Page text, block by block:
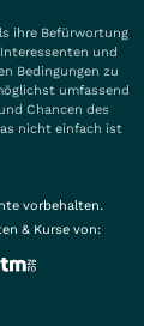
ihre Befürwortung
und
Bedingungen zu
umfassend
Chancen des
nicht einfach ist
vorbehalten.
& Kurse von: